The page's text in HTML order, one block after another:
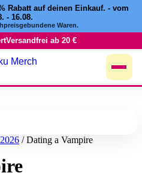
Rabattauf deinen Einkauf. - vom
- 16.08.
Waren.
Versandfrei ab 20 €
/ Dating a Vampire